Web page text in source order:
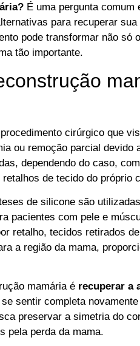
É uma pergunta comum
para recuperar
pode transformar não só
tão importante.
cirúrgico que
ou remoção parcial devido
dependendo do caso,
de tecido do próprio
de silicone são
pacientes com pele e
retalho, tecidos retirados
a região da mama,
mamária é recuperar a
sentir completa
preservar a simetria do
pela perda da mama.